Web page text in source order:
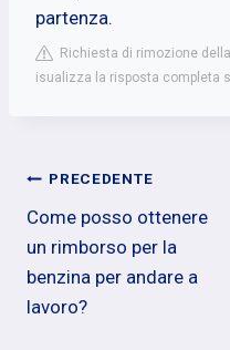
partenza.
Richiesta di rimozione
isualizza la risposta completa
Navigazione
articoli
PRECEDENTE
Come posso ottenere
un rimborso per la
benzina per andare a
lavoro?